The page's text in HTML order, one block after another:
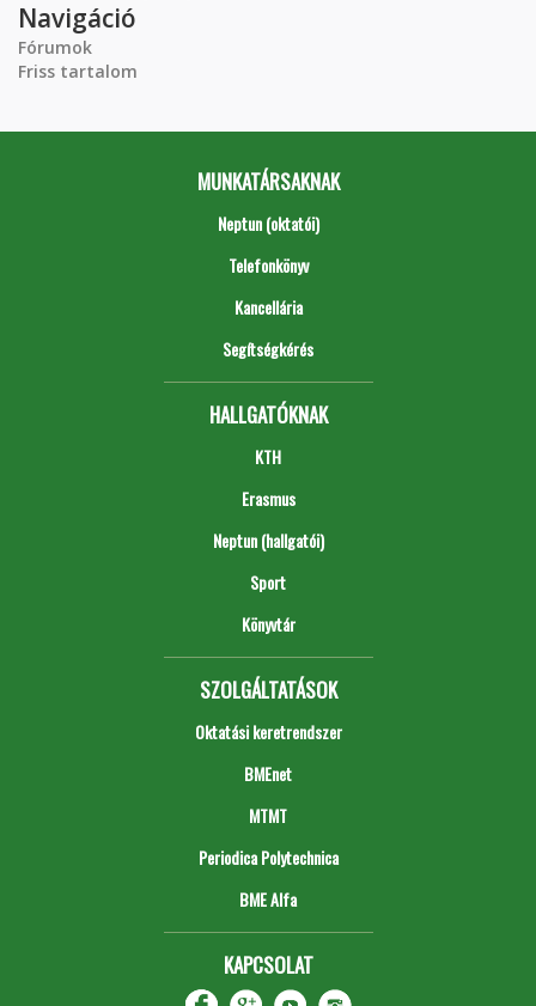
Navigáció
Fórumok
Friss tartalom
MUNKATÁRSAKNAK
Neptun (oktatói)
Telefonkönyv
Kancellária
Segítségkérés
HALLGATÓKNAK
KTH
Erasmus
Neptun (hallgatói)
Sport
Könyvtár
SZOLGÁLTATÁSOK
Oktatási keretrendszer
BMEnet
MTMT
Periodica Polytechnica
BME Alfa
KAPCSOLAT